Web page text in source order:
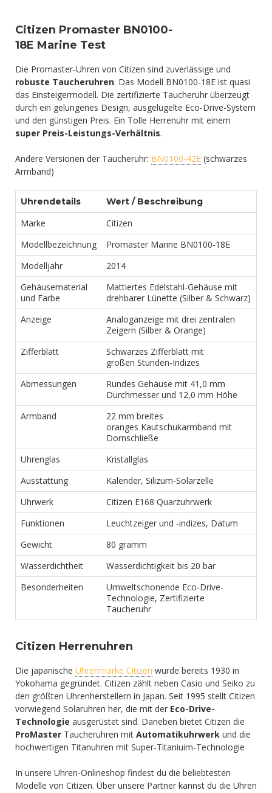
Citizen Promaster BN0100-
18E Marine Test
Die Promaster-Uhren von Citizen sind zuverlässige und
robuste Taucheruhren. Das Modell BN0100-18E ist quasi
das Einsteigermodell. Die zertifizierte Taucheruhr überzeugt
durch ein gelungenes Design, ausgelügelte Eco-Drive-System
und den günstigen Preis. Ein Tolle Herrenuhr mit einem
super Preis-Leistungs-Verhältnis.
Andere Versionen der Taucheruhr: BN0100-42E (schwarzes
Armband)
Uhrendetails Wert / Beschreibung
Marke
Citizen
Modellbezeichnung
Promaster Marine BN0100-18E
Modelljahr
2014
Gehäusematerial
und Farbe
Mattiertes Edelstahl-Gehäuse mit
drehbarer Lünette (Silber & Schwarz)
Anzeige
Analoganzeige mit drei zentralen
Zeigern (Silber & Orange)
Zifferblatt
Schwarzes Zifferblatt mit
großen Stunden-Indizes
Abmessungen
Rundes Gehäuse mit 41,0 mm
Durchmesser und 12,0 mm Höhe
Armband
22 mm breites
oranges Kautschukarmband mit
Dornschließe
Uhrenglas
Kristallglas
Ausstattung
Kalender, Silizum-Solarzelle
Uhrwerk
Citizen E168 Quarzuhrwerk
Funktionen
Leuchtzeiger und -indizes, Datum
Gewicht
80 gramm
Wasserdichtheit
Wasserdichtigkeit bis 20 bar
Besonderheiten
Umweltschonende Eco-Drive-
Technologie, Zertifizierte
Taucheruhr
Citizen Herrenuhren
Die japanische Uhrenmarke Citizen wurde bereits 1930 in
Yokohama gegründet. Citizen zählt neben Casio und Seiko zu
den größten Uhrenherstellern in Japan. Seit 1995 stellt Citizen
vorwiegend Solaruhren her, die mit der Eco-Drive-
Technologie ausgerüstet sind. Daneben bietet Citizen die
ProMaster Taucheruhren mit Automatikuhrwerk und die
hochwertigen Titanuhren mit Super-Titaniuim-Technologie
In unsere Uhren-Onlineshop findest du die beliebtesten
Modelle von Citizen. Über unsere Partner kannst du die Uhren